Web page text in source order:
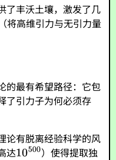
了丰沃土壤，激发了几
将高维引力与无引力量
的最有希望路径：它包
了引力子为何必须存
论有脱离经验科学的风
达
）使得提取独